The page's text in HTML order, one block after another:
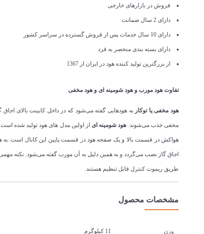
فروش در بازارهای خارجی
دارای 2 سال ضمانت
دارای 10 سال خدمات پس از فروش گسترده در سراسر کشور
دارای بسته بندی منحصر به فرد
از بزرگترین تولید کننده هود در ایران از 1367
تفاوت هود مورب و هود شومینه ای و هود مخفی
هود مخفی یا توکار به هودهایی گفته می‌شود که در داخل کابینت بالای
مخفی جذب می‌شوند. هود شومینه ای
هواکش در قسمت بالا و یک صفحه هود در قسمت پایین این کانال است. به
اجاق گاز نصب می‌گردد و به همین دلیل به آن مورب گفته می‌شود. نکته
طریق ریموت کنترل قابل تنظیم هستند.
مشخصات محصول
وزن 11 کیلوگرم